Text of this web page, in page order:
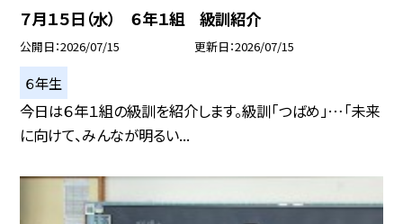
７月１５日（水） ６年１組 級訓紹介
公開日 2026/07/15 更新日 2026/07/15
６年生
今日は６年１組の級訓を紹介します。級訓「つばめ」…「未来
に向けて、みんなが明るい...